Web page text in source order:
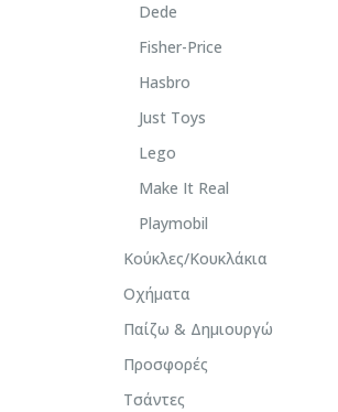
Dede
Fisher-Price
Hasbro
Just Toys
Lego
Make It Real
Playmobil
Κούκλες/Κουκλάκια
Οχήματα
Παίζω & Δημιουργώ
Προσφορές
Τσάντες